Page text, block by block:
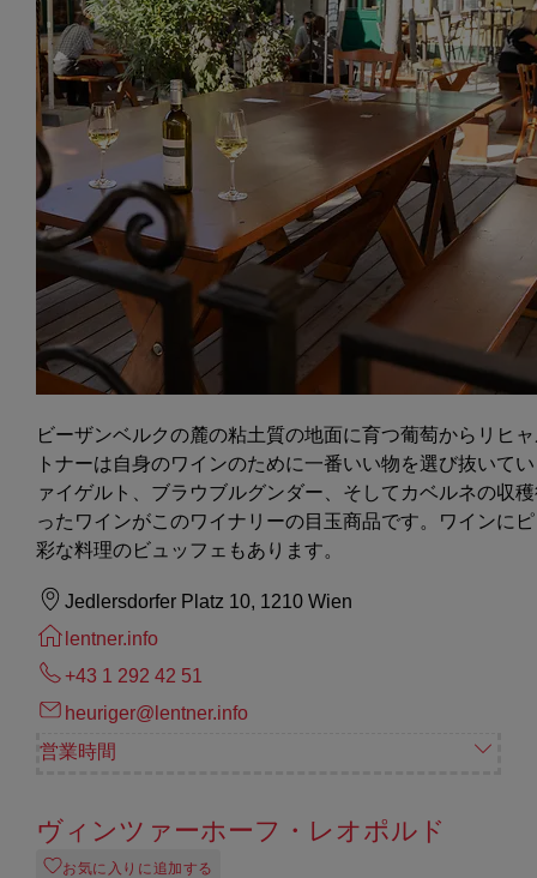
ビーザンベルクの麓の粘土質の地面に育つ葡萄からリヒ
トナーは自身のワインのために一番いい物を選び抜いて
ァイゲルト、ブラウブルグンダー、そしてカベルネの収
ったワインがこのワイナリーの目玉商品です。ワインに
彩な料理のビュッフェもあります。
Jedlersdorfer Platz 10, 1210 Wien
lentner.info
+43 1 292 42 51
heuriger@lentner.info
営業時間
ヴィンツァーホーフ・レオポルド
お気に入りに追加する